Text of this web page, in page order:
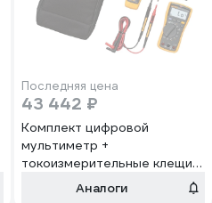
Последняя цена
43 442 ₽
Комплект цифровой
мультиметр +
токоизмерительные клещи
FLUKE 117/323Аналоги